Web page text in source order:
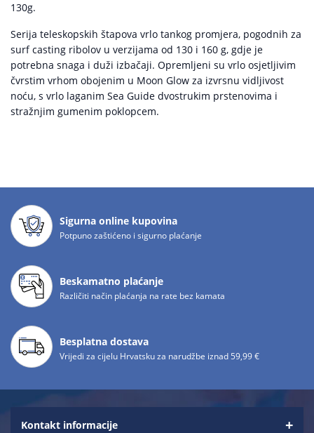
130g.
Serija teleskopskih štapova vrlo tankog promjera, pogodnih za
surf casting ribolov u verzijama od 130 i 160 g, gdje je
potrebna snaga i duži izbačaji. Opremljeni su vrlo osjetljivim
čvrstim vrhom obojenim u Moon Glow za izvrsnu vidljivost
noću, s vrlo laganim Sea Guide dvostrukim prstenovima i
stražnjim gumenim poklopcem.
Sigurna online kupovina
Potpuno zaštićeno i sigurno plaćanje
Beskamatno plaćanje
Različiti način plaćanja na rate bez kamata
Besplatna dostava
Vrijedi za cijelu Hrvatsku za narudžbe iznad 59,99 €
Kontakt informacije